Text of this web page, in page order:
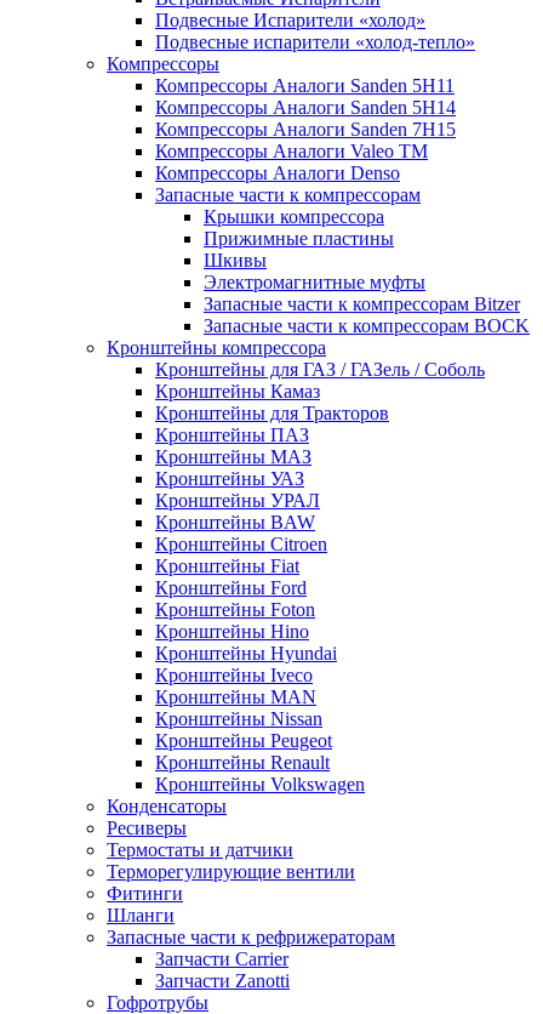
Подвесные Испарители «холод»
Подвесные испарители «холод-тепло»
Компрессоры
Компрессоры Аналоги Sanden 5H11
Компрессоры Аналоги Sanden 5H14
Компрессоры Аналоги Sanden 7H15
Компрессоры Аналоги Valeo ТМ
Компрессоры Аналоги Denso
Запасные части к компрессорам
Крышки компрессора
Прижимные пластины
Шкивы
Электромагнитные муфты
Запасные части к компрессорам Bitzer
Запасные части к компрессорам BOCK
Кронштейны компрессора
Кронштейны для ГАЗ / ГАЗель / Соболь
Кронштейны Камаз
Кронштейны для Тракторов
Кронштейны ПАЗ
Кронштейны МАЗ
Кронштейны УАЗ
Кронштейны УРАЛ
Кронштейны BAW
Кронштейны Citroen
Кронштейны Fiat
Кронштейны Ford
Кронштейны Foton
Кронштейны Hino
Кронштейны Hyundai
Кронштейны Iveco
Кронштейны MAN
Кронштейны Nissan
Кронштейны Peugeot
Кронштейны Renault
Кронштейны Volkswagen
Конденсаторы
Ресиверы
Термостаты и датчики
Терморегулирующие вентили
Фитинги
Шланги
Запасные части к рефрижераторам
Запчасти Carrier
Запчасти Zanotti
Гофротрубы